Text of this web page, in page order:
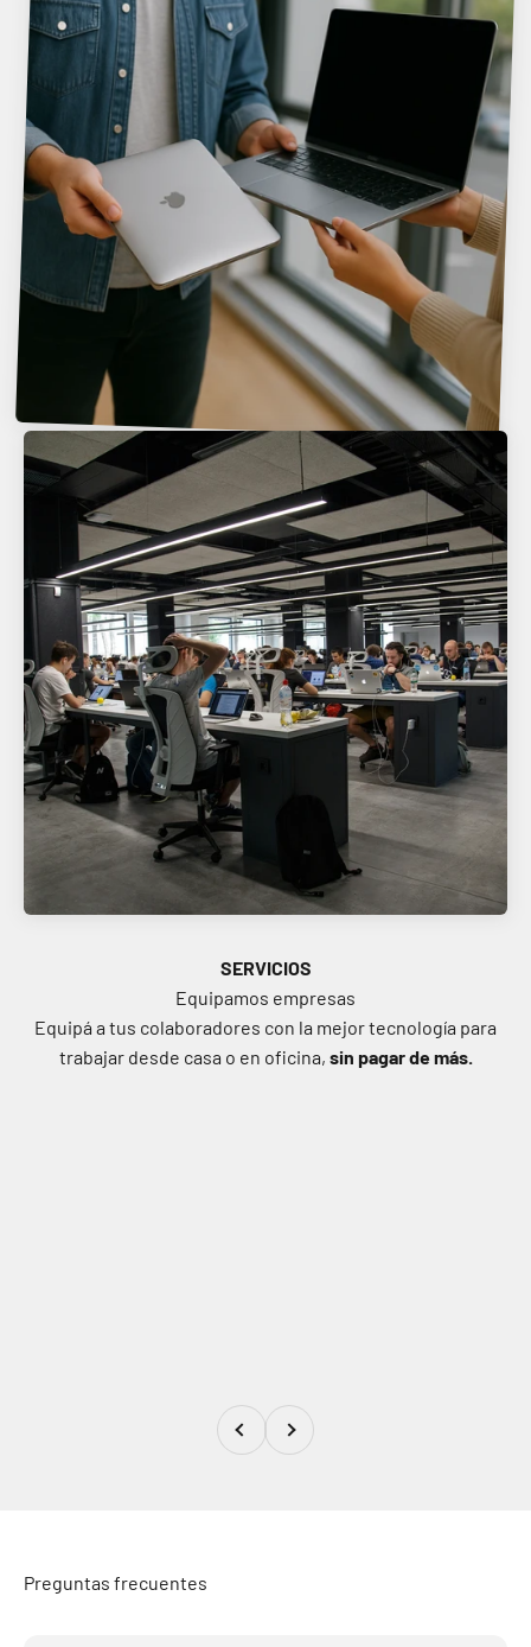
SERVICIOS
Equipá a tus colaboradores con la mejor tecnología para
trabajar desde casa o en oficina, sin pagar de más.
AnteriorSiguiente
Preguntas frecuentes